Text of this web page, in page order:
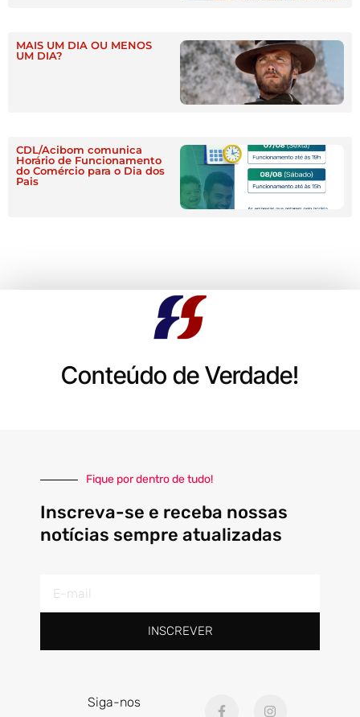
MAIS UM DIA OU MENOS
UM DIA?
CDL/Acibom comunica
Horário de Funcionamento
do Comércio para o Dia dos
Pais
Conteúdo de Verdade!
Fique por dentro de tudo!
Inscreva-se e receba nossas
notícias sempre atualizadas
mail
INSCREVER
Siga-nos
a
n